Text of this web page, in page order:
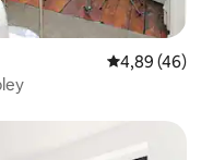
4,89 de uma
4,89 (46)